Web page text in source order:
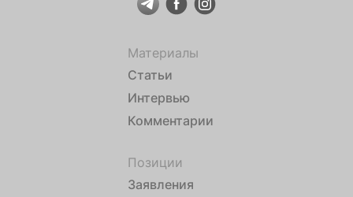
Материалы
Статьи
Интервью
Комментарии
Позиции
Заявления